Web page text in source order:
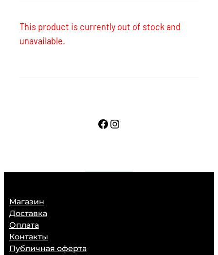
This product is currently out of stock and
unavailable.
Facebook
Instagram
Магазин
Доставка
Оплата
Контакты
Публичная оферта